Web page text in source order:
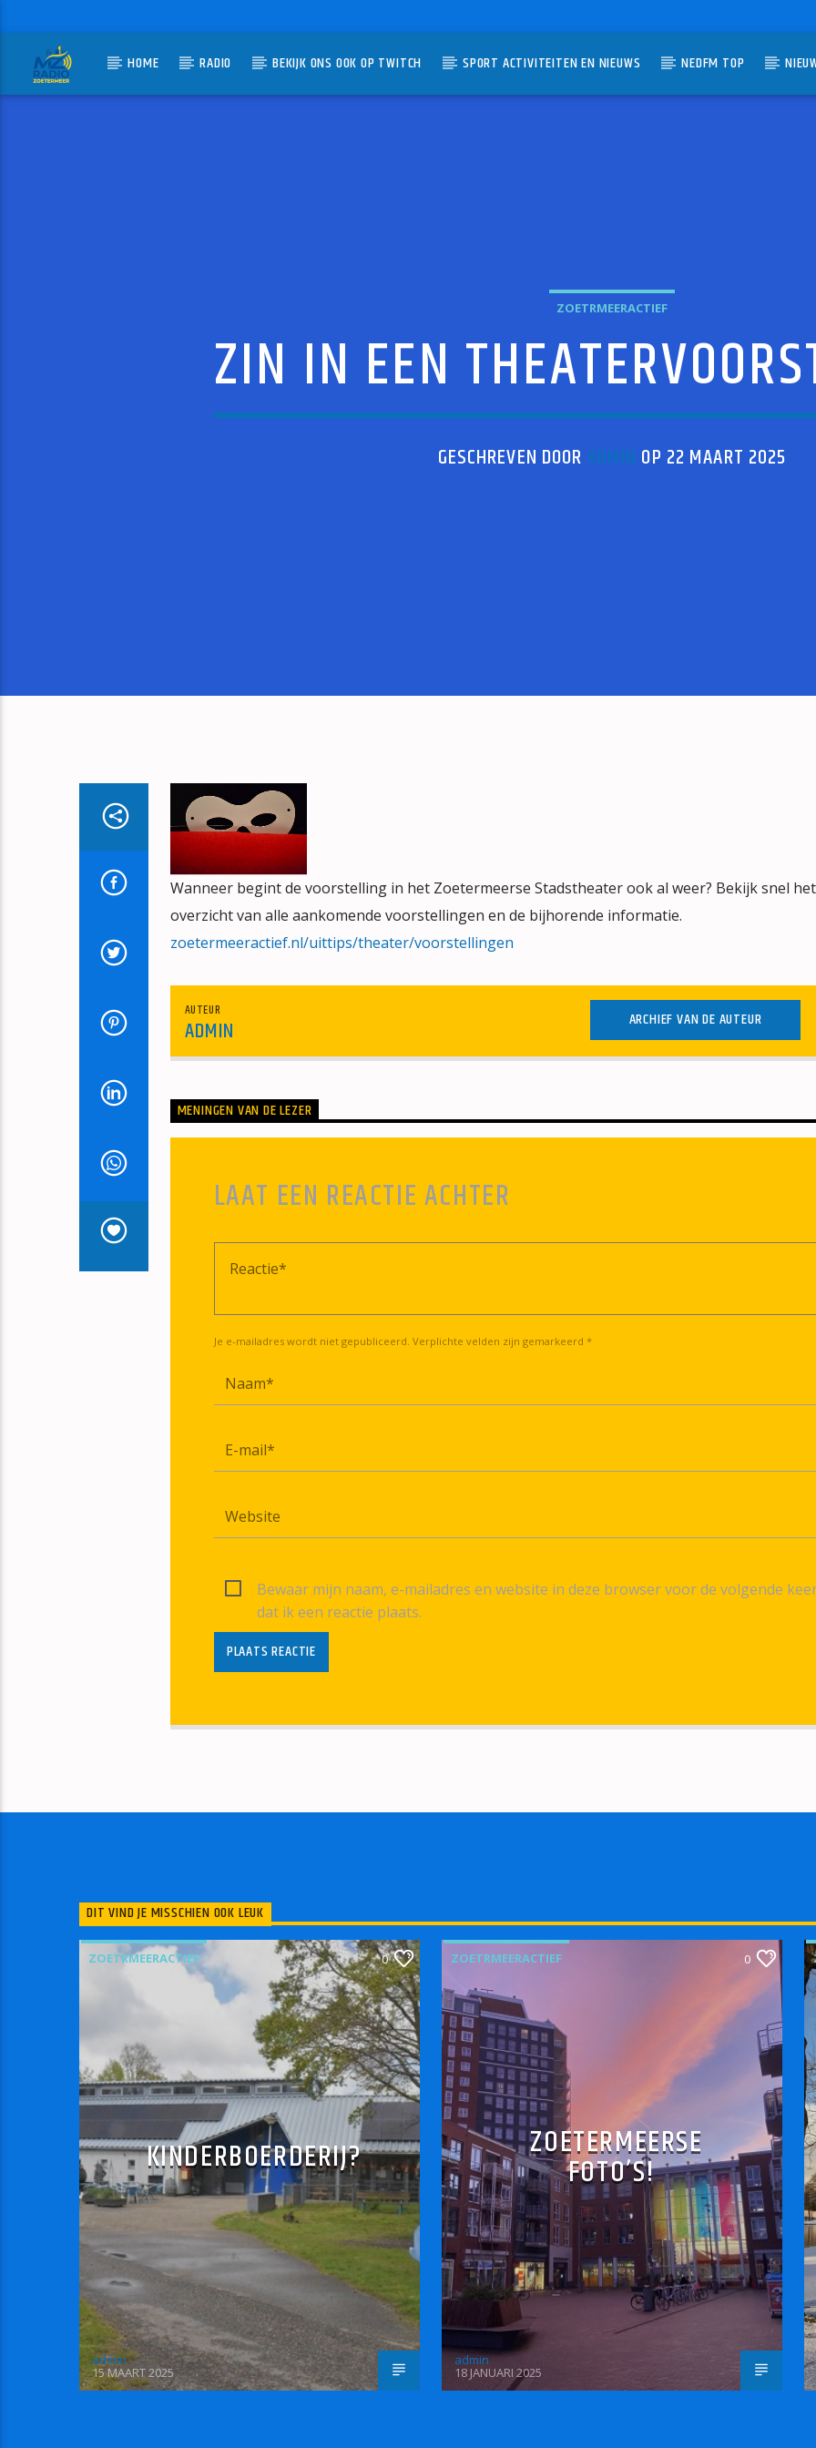
HOME RADIO BEKIJK ONS OOK OP TWITCH SPORT ACTIVITEITEN EN NIEUWS NEDFM TOP
ZOETRMEERACTIEF
ZIN IN EEN
GESCHREVEN DOOR ADMIN OP 22 MAART 2025
Wanneer begint de voorstelling in het Zoetermeerse Stadstheater ook al weer? Bekijk snel het
overzicht van alle aankomende voorstellingen en de bijhorende informatie.
zoetermeeractief.nl/uittips/theater/voorstellingen
AUTEUR
ADMIN ARCHIEF VAN DE AUTEUR
MENINGEN VAN DE LEZER
LAAT EEN REACTIE ACHTER
Je e-mailadres wordt niet gepubliceerd. Verplichte velden zijn gemarkeerd *
Bewaar mijn naam, e-mailadres en website in deze browser voor de volgende
dat ik een reactie plaats.
DIT VIND JE MISSCHIEN OOK LEUK
ZOETRMEERACTIEF 0
KINDERBOERDERIJ?
admin
15 MAART 2025
ZOETRMEERACTIEF 0
ZOETERMEERSE
FOTO’S!
admin
18 JANUARI 2025